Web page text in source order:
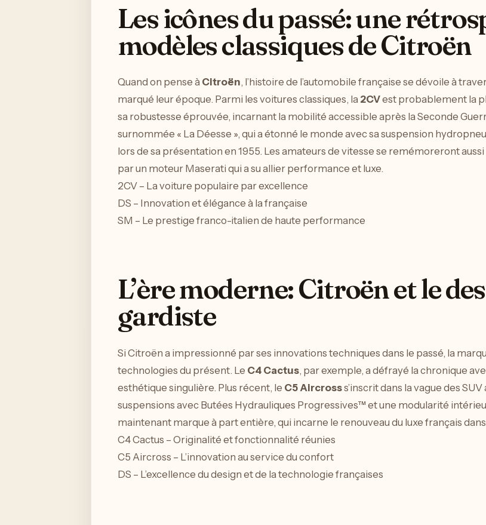
Les icônes du passé: une
modèles classiques de Citroën
Quand on pense à Citroën, l’histoire de l’automobile française se dévoile à
marqué leur époque. Parmi les voitures classiques, la 2CVest probablement la
sa robustesse éprouvée, incarnant la mobilité accessible après la Seconde
surnommée « La Déesse », qui a étonné le monde avec sa suspension
lors de sa présentation en 1955. Les amateurs de vitesse se remémoreront aussi
par un moteur Maserati qui a su allier performance et luxe.
2CV – La voiture populaire par excellence
DS – Innovation et élégance à la française
SM – Le prestige franco-italien de haute performance
L’ère moderne: Citroën et le
gardiste
Si Citroën a impressionné par ses innovations techniques dans le passé, la
technologies du présent. Le C4 Cactus, par exemple, a défrayé la chronique
esthétique singulière. Plus récent, le C5 Aircrosss’inscrit dans la vague des
suspensions avec Butées Hydrauliques Progressives™ et une modularité
maintenant marque à part entière, qui incarne le renouveau du luxe français
C4 Cactus – Originalité et fonctionnalité réunies
C5 Aircross – L’innovation au service du confort
DS – L’excellence du design et de la technologie françaises